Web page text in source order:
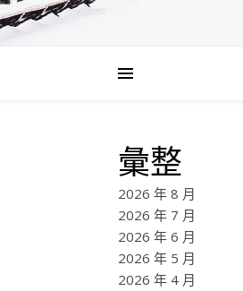
彙整
2026 年 8 月
2026 年 7 月
2026 年 6 月
2026 年 5 月
2026 年 4 月